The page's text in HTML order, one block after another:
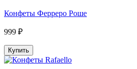
Конфеты Ферреро Роше
999 ₽
Купить